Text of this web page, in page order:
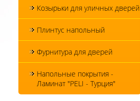
Козырьки для уличных дверей
Плинтус напольный
Фурнитура для дверей
Напольные покрытия -
Ламинат "PELI - Турция"